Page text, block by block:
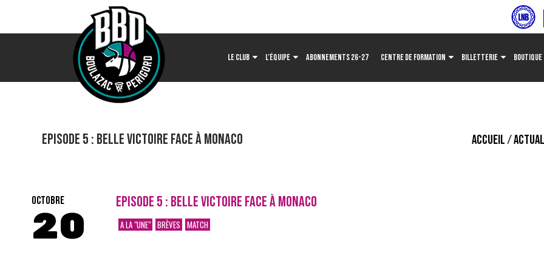
LE CLUB L’ÉQUIPE ABONNEMENTS 26-27 CENTRE DE FORMATION BILLETTERIE BOUTIQUE
Episode 5 : BELLE VICTOIRE FACE À MONACO ACCUEIL/
OCTOBRE
20
EPISODE 5 : BELLE VICTOIRE FACE À MONACO
A LA "UNE" BRÈVES MATCH